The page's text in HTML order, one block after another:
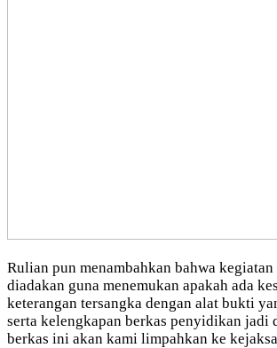
Rulian pun menambahkan bahwa
diadakan guna menemukan apakah ada
keterangan tersangka dengan alat bukti
serta kelengkapan berkas penyidikan jadi
berkas ini akan kami limpahkan ke